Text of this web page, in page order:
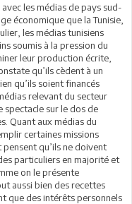
les médias de pays sud-
économique que la Tunisie,
les médias tunisiens
soumis à la pression du
leur production écrite,
qu’ils cèdent à un
qu’ils soient financés
relevant du secteur
sur le dos de
Quant aux médias du
certaines missions
qu’ils ne doivent
particuliers en majorité et
on le présente
aussi bien des recettes
que des intérêts personnels